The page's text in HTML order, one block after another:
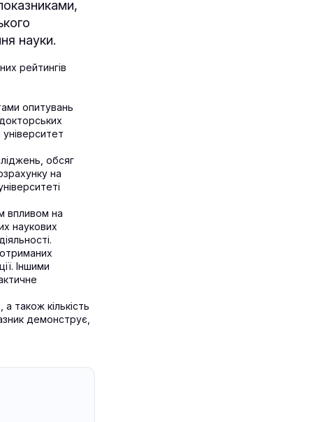
науки.
рейтингів
опитувань
докторських
обсяг
на
впливом на
наукових
Іншими
також кількість
демонструє,